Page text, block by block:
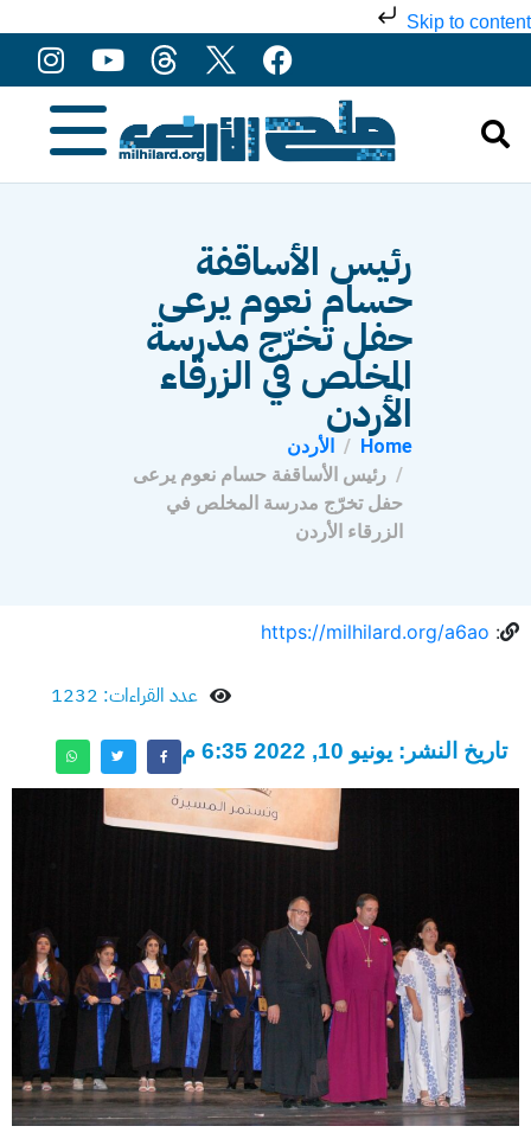
Skip to content
رئيس الأساقفة
حسام نعوم يرعى
حفل تخرّج مدرسة
المخلص في الزرقاء
الأردن
Home
الأردن
رئيس الأساقفة حسام نعوم يرعى
حفل تخرّج مدرسة المخلص في
الزرقاء الأردن
:
https://milhilard.org/a6ao
عدد القراءات: 1232
تاريخ النشر: يونيو 10, 2022 6:35 م